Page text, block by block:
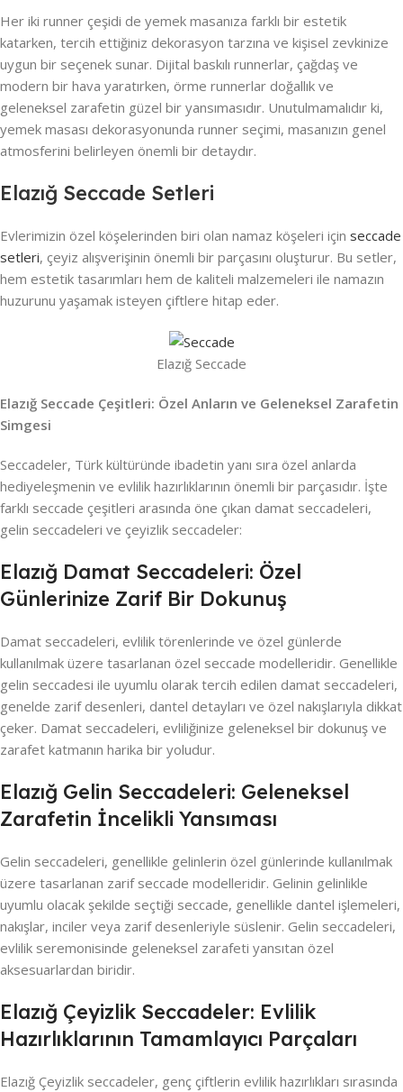
Her iki runner çeşidi de yemek masanıza farklı bir estetik
katarken, tercih ettiğiniz dekorasyon tarzına ve kişisel zevkinize
uygun bir seçenek sunar. Dijital baskılı runnerlar, çağdaş ve
modern bir hava yaratırken, örme runnerlar doğallık ve
geleneksel zarafetin güzel bir yansımasıdır. Unutulmamalıdır ki,
yemek masası dekorasyonunda runner seçimi, masanızın genel
atmosferini belirleyen önemli bir detaydır.
Elazığ Seccade Setleri
Evlerimizin özel köşelerinden biri olan namaz köşeleri için seccade
setleri, çeyiz alışverişinin önemli bir parçasını oluşturur. Bu setler,
hem estetik tasarımları hem de kaliteli malzemeleri ile namazın
huzurunu yaşamak isteyen çiftlere hitap eder.
Elazığ Seccade
Elazığ Seccade Çeşitleri: Özel Anların ve Geleneksel Zarafetin
Simgesi
Seccadeler, Türk kültüründe ibadetin yanı sıra özel anlarda
hediyeleşmenin ve evlilik hazırlıklarının önemli bir parçasıdır. İşte
farklı seccade çeşitleri arasında öne çıkan damat seccadeleri,
gelin seccadeleri ve çeyizlik seccadeler:
Elazığ Damat Seccadeleri: Özel
Günlerinize Zarif Bir Dokunuş
Damat seccadeleri, evlilik törenlerinde ve özel günlerde
kullanılmak üzere tasarlanan özel seccade modelleridir. Genellikle
gelin seccadesi ile uyumlu olarak tercih edilen damat seccadeleri,
genelde zarif desenleri, dantel detayları ve özel nakışlarıyla dikkat
çeker. Damat seccadeleri, evliliğinize geleneksel bir dokunuş ve
zarafet katmanın harika bir yoludur.
Elazığ Gelin Seccadeleri: Geleneksel
Zarafetin İncelikli Yansıması
Gelin seccadeleri, genellikle gelinlerin özel günlerinde kullanılmak
üzere tasarlanan zarif seccade modelleridir. Gelinin gelinlikle
uyumlu olacak şekilde seçtiği seccade, genellikle dantel işlemeleri,
nakışlar, inciler veya zarif desenleriyle süslenir. Gelin seccadeleri,
evlilik seremonisinde geleneksel zarafeti yansıtan özel
aksesuarlardan biridir.
Elazığ Çeyizlik Seccadeler: Evlilik
Hazırlıklarının Tamamlayıcı Parçaları
Elazığ Çeyizlik seccadeler, genç çiftlerin evlilik hazırlıkları sırasında